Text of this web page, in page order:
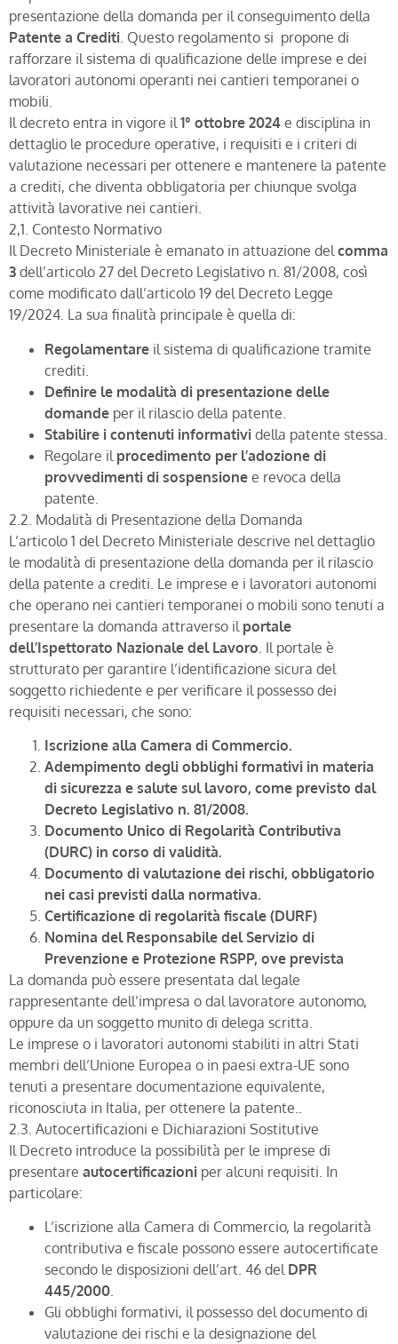
presentazione della domanda per il conseguimento della
Patente a Crediti. Questo regolamento si propone di
rafforzare il sistema di qualificazione delle imprese e dei
lavoratori autonomi operanti nei cantieri temporanei o
mobili.
Il decreto entra in vigore il1° ottobre 2024 e disciplina in
dettaglio le procedure operative, i requisiti e i criteri di
valutazione necessari per ottenere e mantenere la patente
a crediti, che diventa obbligatoria per chiunque svolga
attività lavorative nei cantieri.
2,1. Contesto Normativo
Il Decreto Ministeriale è emanato in attuazione delcomma
3 dell’articolo 27 del Decreto Legislativo n. 81/2008, così
come modificato dall’articolo 19 del Decreto Legge
19/2024. La sua finalità principale è quella di:
Regolamentare il sistema di qualificazione tramite
crediti.
Definire le modalità di presentazione delle
domande per il rilascio della patente.
Stabilire i contenuti informativi della patente stessa.
Regolare il procedimento per l’adozione di
provvedimenti di sospensione e revoca della
patente.
2.2. Modalità di Presentazione della Domanda
L’articolo 1 del Decreto Ministeriale descrive nel dettaglio
le modalità di presentazione della domanda per il rilascio
della patente a crediti. Le imprese e i lavoratori autonomi
che operano nei cantieri temporanei o mobili sono tenuti a
presentare la domanda attraverso il portale
dell’Ispettorato Nazionale del Lavoro . Il portale è
strutturato per garantire l’identificazione sicura del
soggetto richiedente e per verificare il possesso dei
requisiti necessari, che sono:
Iscrizione alla Camera di Commercio.
Adempimento degli obblighi formativi in materia
di sicurezza e salute sul lavoro, come previsto dal
Decreto Legislativo n. 81/2008.
Documento Unico di Regolarità Contributiva
(DURC) in corso di validità.
Documento di valutazione dei rischi, obbligatorio
nei casi previsti dalla normativa.
Certificazione di regolarità fiscale (DURF)
Nomina del Responsabile del Servizio di
Prevenzione e Protezione RSPP, ove prevista
La domanda può essere presentata dal legale
rappresentante dell’impresa o dal lavoratore autonomo,
oppure da un soggetto munito di delega scritta.
Le imprese o i lavoratori autonomi stabiliti in altri Stati
membri dell’Unione Europea o in paesi extra-UE sono
tenuti a presentare documentazione equivalente,
riconosciuta in Italia, per ottenere la patente..
2.3. Autocertificazioni e Dichiarazioni Sostitutive
Il Decreto introduce la possibilità per le imprese di
presentare autocertificazioni per alcuni requisiti. In
particolare:
L’iscrizione alla Camera di Commercio, la regolarità
contributiva e fiscale possono essere autocertificate
secondo le disposizioni dell’art. 46 del DPR
445/2000.
Gli obblighi formativi, il possesso del documento di
valutazione dei rischi e la designazione del